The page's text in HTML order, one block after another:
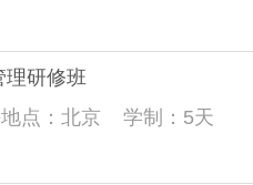
理研修班
点：北京
学制：5天